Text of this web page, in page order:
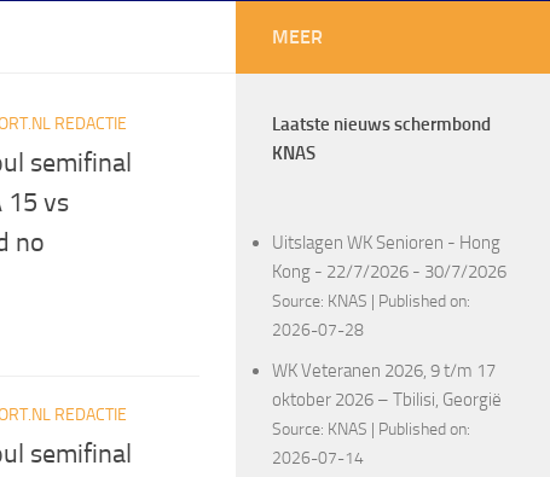
REDACTIE
semifinal
15 vs
no
REDACTIE
semifinal
MEER
Laatste nieuws schermbond
KNAS
Uitslagen WK Senioren - Hong
Kong - 22/7/2026 - 30/7/2026
Source: KNAS
Published on:
2026-07-28
WK Veteranen 2026, 9 t/m 17
oktober 2026 – Tbilisi, Georgië
Source: KNAS
Published on:
2026-07-14